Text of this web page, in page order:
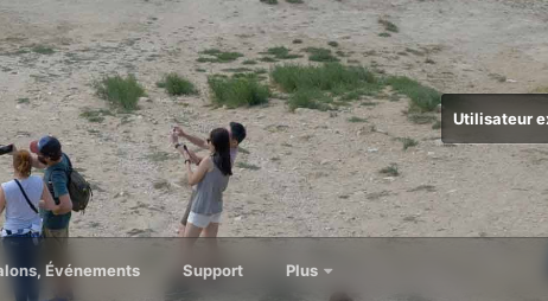
Utilisateur
Événements Support Plus